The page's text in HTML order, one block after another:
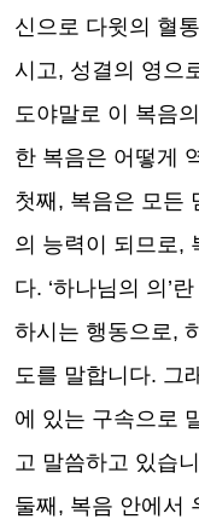
신으로 다윗의 혈
시고, 성결의 영으
도야말로 이 복음
한 복음은 어떻게
첫째 , 복음은 모든
의 능력이 되므로,
다. ‘하나님의 의 ’
하시는 행동으로,
도를 말합니다. 그
에 있는 구속으로
고 말씀하고 있습
둘째 , 복음 안에서